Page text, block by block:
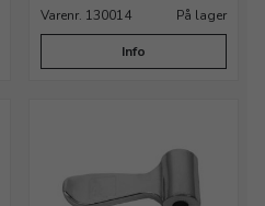
Varenr. 130014 På lager
Info